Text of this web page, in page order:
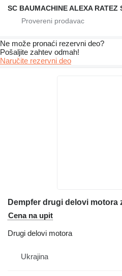
SC BAUMACHINE ALEXA RATEZ
Ne može pronaći rezervni dеo?
Pošaljite zahtev odmah!
Naručite rezervni dеo
Cena na upit
Drugi delovi motora
Ukrajina